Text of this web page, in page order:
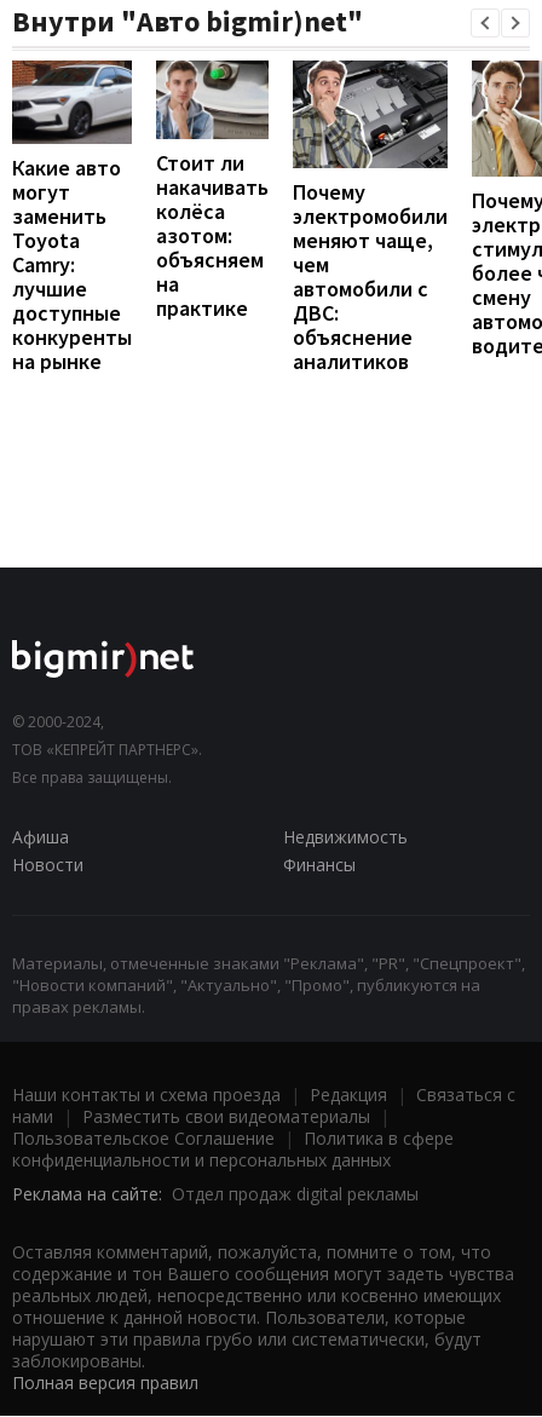
Внутри "Авто bigmir)net"
Какие авто
могут
заменить
Toyota
Camry:
лучшие
доступные
конкуренты
на рынке
Стоит ли
накачивать
колёса
азотом:
объясняем
на
практике
Почему
электромобили
меняют чаще,
чем
автомобили с
ДВС:
объяснение
аналитиков
более
смену
© 2000-2024,
ТОВ «КЕПРЕЙТ ПАРТНЕРС».
Все права защищены.
Афиша
Недвижимость
Новости
Финансы
Материалы, отмеченные знаками "Реклама", "PR", "Спецпроект",
"Новости компаний", "Актуально", "Промо", публикуются на
правах рекламы.
Наши контакты и схема проезда | Редакция | Связаться с
нами | Разместить свои видеоматериалы |
Пользовательское Соглашение |
Политика в сфере
конфиденциальности и персональных данных
Реклама на сайте: Отдел продаж digital рекламы
Оставляя комментарий, пожалуйста, помните о том, что
содержание и тон Вашего сообщения могут задеть чувства
реальных людей, непосредственно или косвенно имеющих
отношение к данной новости. Пользователи, которые
нарушают эти правила грубо или систематически, будут
заблокированы.
Полная версия правил